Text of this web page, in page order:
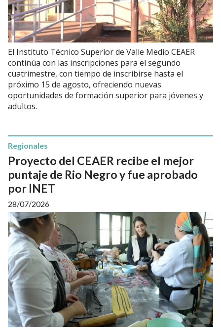
El Instituto Técnico Superior de Valle Medio CEAER
continúa con las inscripciones para el segundo
cuatrimestre, con tiempo de inscribirse hasta el
próximo 15 de agosto, ofreciendo nuevas
oportunidades de formación superior para jóvenes y
adultos.
Proyecto del CEAER recibe el mejor
puntaje de Rio Negro y fue aprobado
por INET
Regionales
28/07/2026